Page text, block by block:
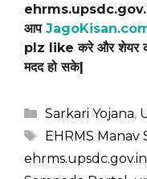
आप
plz like करे और शेयर करे
मदद हो सके|
Categories
Sarkari Yojana,
Tags
EHRMS Manav
ehrms.upsdc.gov.in